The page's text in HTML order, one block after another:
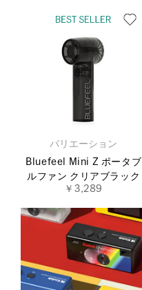
バリエーション
Bluefeel Mini Z ポータブ
ルファン クリアブラック
￥3,289